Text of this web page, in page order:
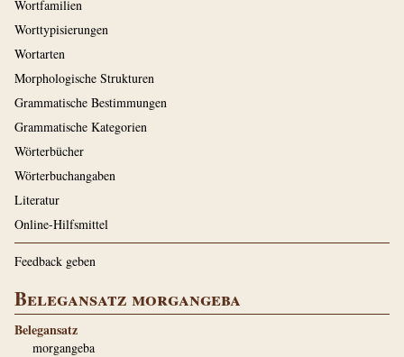
Wortfamilien
Worttypisierungen
Wortarten
Morphologische Strukturen
Grammatische Bestimmungen
Grammatische Kategorien
Wörterbücher
Wörterbuchangaben
Literatur
Online-Hilfsmittel
Feedback geben
Belegansatz morgangeba
Belegansatz
morgangeba